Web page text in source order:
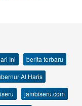
Ini
berita terbaru
Al Haris
jambiseru.com